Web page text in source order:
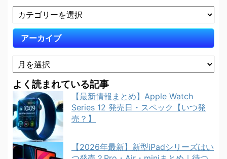
アーカイブ
よく読まれている記事
【最新情報まとめ】Apple Watch
Series 12 発売日・スペック【いつ発
売？】
【2026年最新】新型iPadシリーズはい